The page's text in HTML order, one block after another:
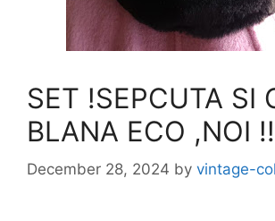
SET !SEPCUTA SI
BLANA ECO ,NOI !!
December 28, 2024 by vintage-